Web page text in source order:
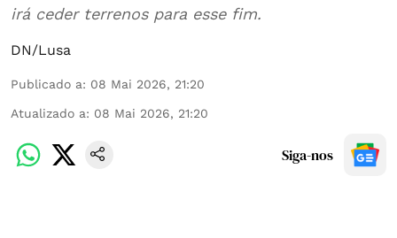
irá ceder terrenos para esse fim.
DN/Lusa
Publicado a: 08 Mai 2026, 21:20
Atualizado a: 08 Mai 2026, 21:20
Siga-nos